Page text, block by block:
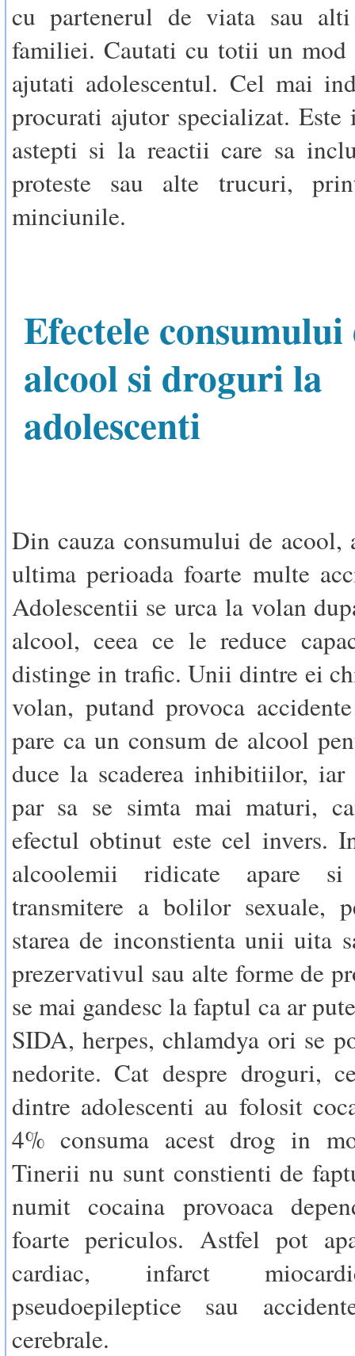
cu partenerul de viata sau
familiei. Cautati cu totii un mod
ajutati adolescentul. Cel mai
procurati ajutor specializat. Este
astepti si la reactii care sa
proteste sau alte trucuri,
minciunile.
Efectele consumului
alcool si droguri la
adolescenti
Din cauza consumului de acool,
ultima perioada foarte multe
Adolescentii se urca la volan
alcool, ceea ce le reduce
distinge in trafic. Unii dintre ei
volan, putand provoca
pare ca un consum de alcool
duce la scaderea inhibitiilor, iar
par sa se simta mai maturi,
efectul obtinut este cel invers.
alcoolemii ridicate apare
transmitere a bolilor sexuale,
starea de inconstienta unii uita
prezervativul sau alte forme de
se mai gandesc la faptul ca ar
SIDA, herpes, chlamdya ori se
nedorite. Cat despre droguri,
dintre adolescenti au folosit
4% consuma acest drog in
Tinerii nu sunt constienti de
numit cocaina provoaca
foarte periculos. Astfel pot
cardiac, infarct
pseudoepileptice sau
cerebrale.